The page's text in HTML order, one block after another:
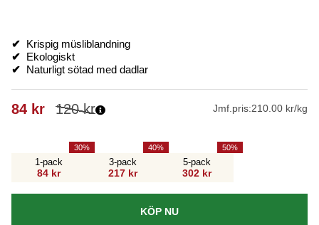
✔
Krispig müsliblandning
✔
Ekologiskt
✔
Naturligt sötad med dadlar
120kr
84 kr Jmf.pris:210.00 kr/kg
1-pack
84 kr
30
3-pack
217 kr
40
5-pack
302 kr
50
KÖP NU